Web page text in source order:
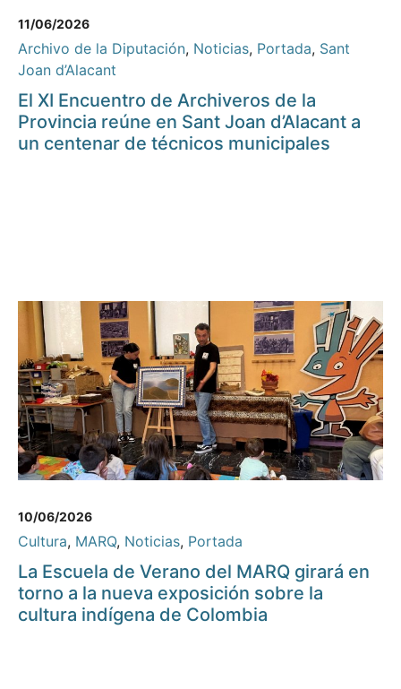
11/06/2026
Archivo de la Diputación, Noticias, Portada, Sant
Joan d’Alacant
El XI Encuentro de Archiveros de la
Provincia reúne en Sant Joan d’Alacant a
un centenar de técnicos municipales
10/06/2026
Cultura, MARQ, Noticias, Portada
La Escuela de Verano del MARQ girará en
torno a la nueva exposición sobre la
cultura indígena de Colombia